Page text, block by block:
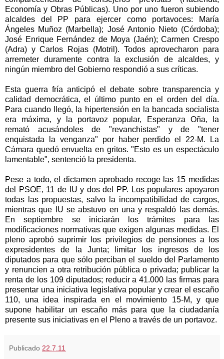
Economía y Obras Públicas). Uno por uno fueron subiendo
alcaldes del PP para ejercer como portavoces: María
Ángeles Muñoz (Marbella); José Antonio Nieto (Córdoba);
José Enrique Fernández de Moya (Jaén); Carmen Crespo
(Adra) y Carlos Rojas (Motril). Todos aprovecharon para
arremeter duramente contra la exclusión de alcaldes, y
ningún miembro del Gobierno respondió a sus críticas.
Esta guerra fría anticipó el debate sobre transparencia y
calidad democrática, el último punto en el orden del día.
Para cuando llegó, la hipertensión en la bancada socialista
era máxima, y la portavoz popular, Esperanza Oña, la
remató acusándoles de "revanchistas" y de "tener
enquistada la venganza" por haber perdido el 22-M. La
Cámara quedó envuelta en gritos. "Esto es un espectáculo
lamentable", sentenció la presidenta.
Pese a todo, el dictamen aprobado recoge las 15 medidas
del PSOE, 11 de IU y dos del PP. Los populares apoyaron
todas las propuestas, salvo la incompatibilidad de cargos,
mientras que IU se abstuvo en una y respaldó las demás.
En septiembre se iniciarán los trámites para las
modificaciones normativas que exigen algunas medidas. El
pleno aprobó suprimir los privilegios de pensiones a los
expresidentes de la Junta; limitar los ingresos de los
diputados para que sólo perciban el sueldo del Parlamento
y renuncien a otra retribución pública o privada; publicar la
renta de los 109 diputados; reducir a 41.000 las firmas para
presentar una iniciativa legislativa popular y crear el escaño
110, una idea inspirada en el movimiento 15-M, y que
supone habilitar un escaño más para que la ciudadanía
presente sus iniciativas en el Pleno a través de un portavoz.
Publicado 22.7.11